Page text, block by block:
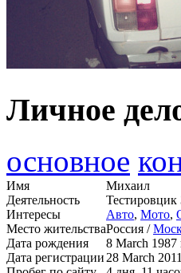
Личное
основное
Имя
Михаил
Деятельность
Интересы
Авто, Мото,
Место жительстваРоссия /
Дата рождения
8 March 1987
Дата регистрации28 March